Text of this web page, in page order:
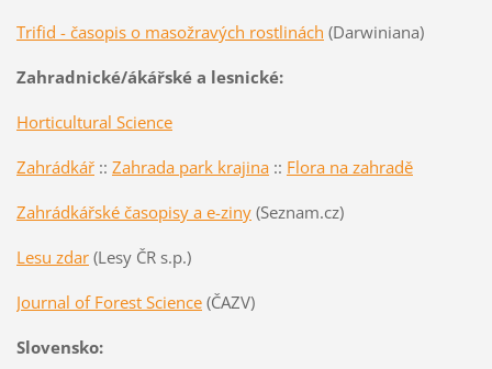
Trifid - časopis o masožravých rostlinách (Darwiniana)
Zahradnické/ákářské a lesnické:
Horticultural Science
Zahrádkář:: Zahrada park krajina:: Flora na zahradě
Zahrádkářské časopisy a e-ziny(Seznam.cz)
Lesu zdar(Lesy ČR s.p.)
Journal of Forest Science(ČAZV)
Slovensko: